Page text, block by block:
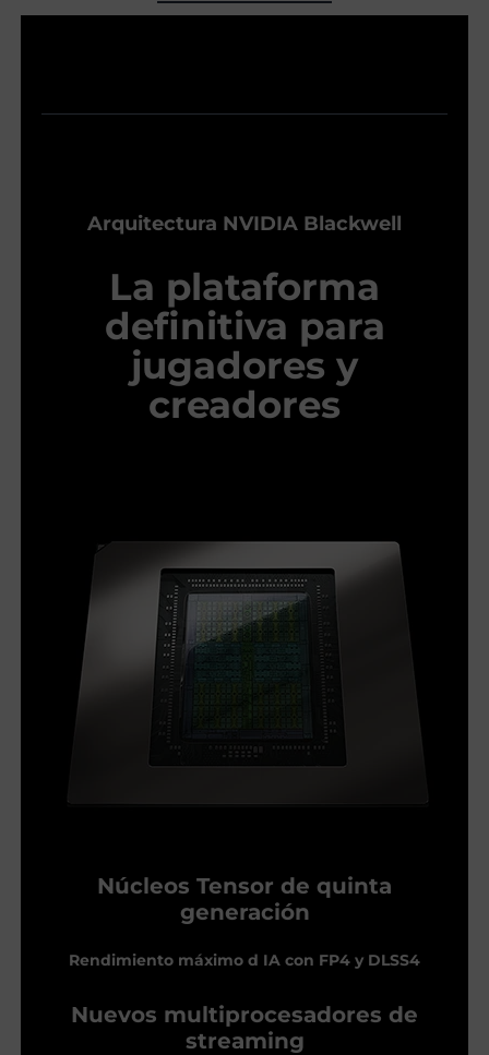
Arquitectura NVIDIA Blackwell
La plataforma
definitiva para
jugadores y
creadores
Núcleos Tensor de quinta
generación
Rendimiento máximo d IA con FP4 y DLSS4
Nuevos multiprocesadores de
streaming